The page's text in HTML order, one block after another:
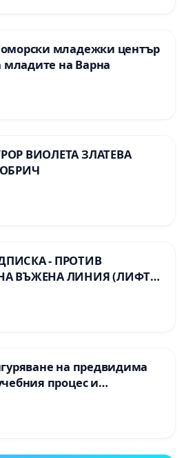
Пазарджик
младежки център
младите на Варна
ВИОЛЕТА ЗЛАТЕВА
- ПРОТИВ
ВЪЖЕНА ЛИНИЯ (ЛИФТ)
НА ПРИРОДНА
„ХЪЛМ НА
(БУНАРДЖИК)
на предвидима
процес и
на равнопоставено
на учениците от
I“ и Хуманитарна